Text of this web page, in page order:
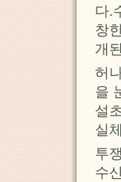
다.
창
개
허
을
설
실
투
수